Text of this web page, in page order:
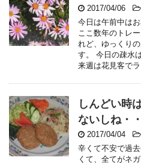
2017/04/06
今日は午前中は
ここ数年のトレ
れど、ゆっくり
す。 今日の疎水
来週は花見客で
しんどい時
ないしね・
2017/04/04
辛くて不安で過
くて、全てがネ